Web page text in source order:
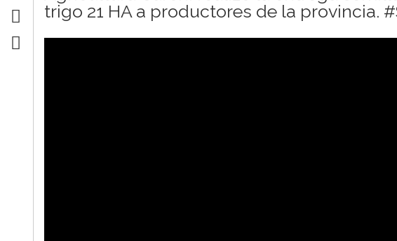
trigo 21 HA a productores de la provincia.